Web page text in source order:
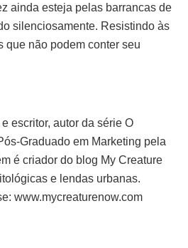
ainda esteja pelas barrancas de
silenciosamente. Resistindo às
que não podem conter seu
escritor, autor da série O
Graduado em Marketing pela
é criador do blog My Creature
e lendas urbanas.
www.mycreaturenow.com